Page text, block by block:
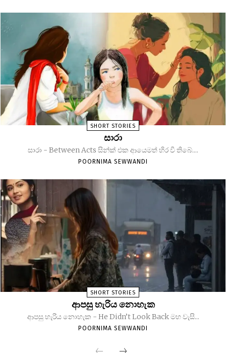
SHORT STORIES
සාරා
සාරා - Between Acts සින්ක් එක ආයෙමත් හිර වී තිබේ....
POORNIMA SEWWANDI
SHORT STORIES
ආපසු හැරිය නොහැක
ආපසු හැරිය නොහැක - He Didn’t Look Back මහ වැසි...
POORNIMA SEWWANDI